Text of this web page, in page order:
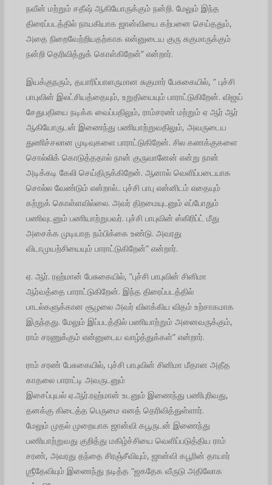
நவீன் மற்றும் சதீஷ் ஆகியோருக்கும் நன்றி. மேலும் இந்த
திரைப்படத்தில் நாயகியாக ஜான்வியை கற்பனை செய்ததும்,
அதை நிறைவேற்றியதற்காக என்னுடைய குரு சுகுமாருக்கும்
நன்றி தெரிவித்துக் கொள்கிறேன்” என்றார்.
இயக்குநரும், தயாரிப்பாளருமான சுகுமார் பேசுகையில், ” புச்சி
பாபுவின் இலட்சியத்தையும், உறுதியையும் பாராட்டுகிறேன். விஜய்
சேதுபதியை நடிக்க வைப்பதிலும், ராம்சரண் மற்றும் ஏ ஆர் ஆர்
ஆகியோருடன் இணைந்து பணியாற்றுவதிலும், அவருடைய
துணிச்சலான முடிவுகளை பாராட்டுகிறேன். சில கணக்குகளை
சொல்லிக் கொடுத்ததால் நான் குருவானேன் என்று நான்
அடிக்கடி கேலி செய்திருக்கிறேன். ஆனால் வெளிப்படையாக
சொல்ல வேண்டும் என்றால்.. புச்சி பாபு என்னிடம் எதையும்
கற்றுக் கொள்ளவில்லை. அவர் திறமையுடனும் எப்போதும்
பணிவுடனும் பணியாற்றுபவர். புச்சி பாபுவின் ஸ்கிரிப்ட் மீது
அசைக்க முடியாத நம்பிக்கை உண்டு. அவரது
விடாமுயற்சியையும் பாராட்டுகிறேன்” என்றார்.
ஏ. ஆர். ரஹ்மான் பேசுகையில், ”புச்சி பாபுவின் சினிமா
ஆர்வத்தை பாராட்டுகிறேன். இந்த திரைப்படத்தில்
பாடல்களுக்கான சூழலை அவர் விளக்கிய விதம் உற்சாகமாக
இருந்தது. மேலும் இப்படத்தில் பணியாற்றும் அனைவருக்கும்,
ராம் சரணுக்கும் என்னுடைய வாழ்த்துக்கள்” என்றார்.
ராம் சரண் பேசுகையில், புச்சி பாபுவின் சினிமா மீதான அதீத
காதலை பாராட்டி அவருடனும்
இசைப்புயல் ஏ.ஆர்.ரஹ்மான் உடனும் இணைந்து பணிபுரிவது,
தனக்கு கிடைத்த பெருமை எனத் தெரிவித்துள்ளார்.
மேலும் முதல் முறையாக ஜான்வி கபூருடன் இணைந்து
பணியாற்றுவது குறித்து மகிழ்ச்சியை வெளிப்படுத்திய ராம்
சரண், அவரது தந்தை சிரஞ்சீவியும், ஜான்வி கபூரின் தாயார்
ஶ்ரீதேவியும் இணைந்து நடித்த “ஜகதேக வீருடு அதிலோக